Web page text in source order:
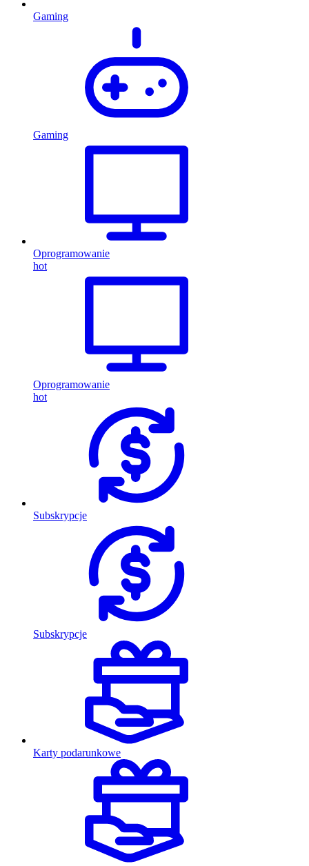
Gaming
Gaming
Oprogramowanie
hot
Oprogramowanie
hot
Subskrypcje
Subskrypcje
Karty podarunkowe